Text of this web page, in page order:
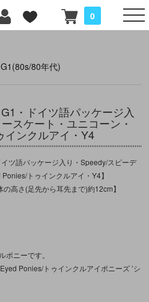
0
G1(80s/80年代)
・ドイツ語パッケージ入
スケート・ユニコーン・
インクルアイ・Y4
ツ語パッケージ入り・Speedy/スピーデ
トゥインクルアイ・Y4】
高さ(足先から耳先まで)約12cm】
ニーです。
Ponies/トゥインクルアイポニーズ ’シ